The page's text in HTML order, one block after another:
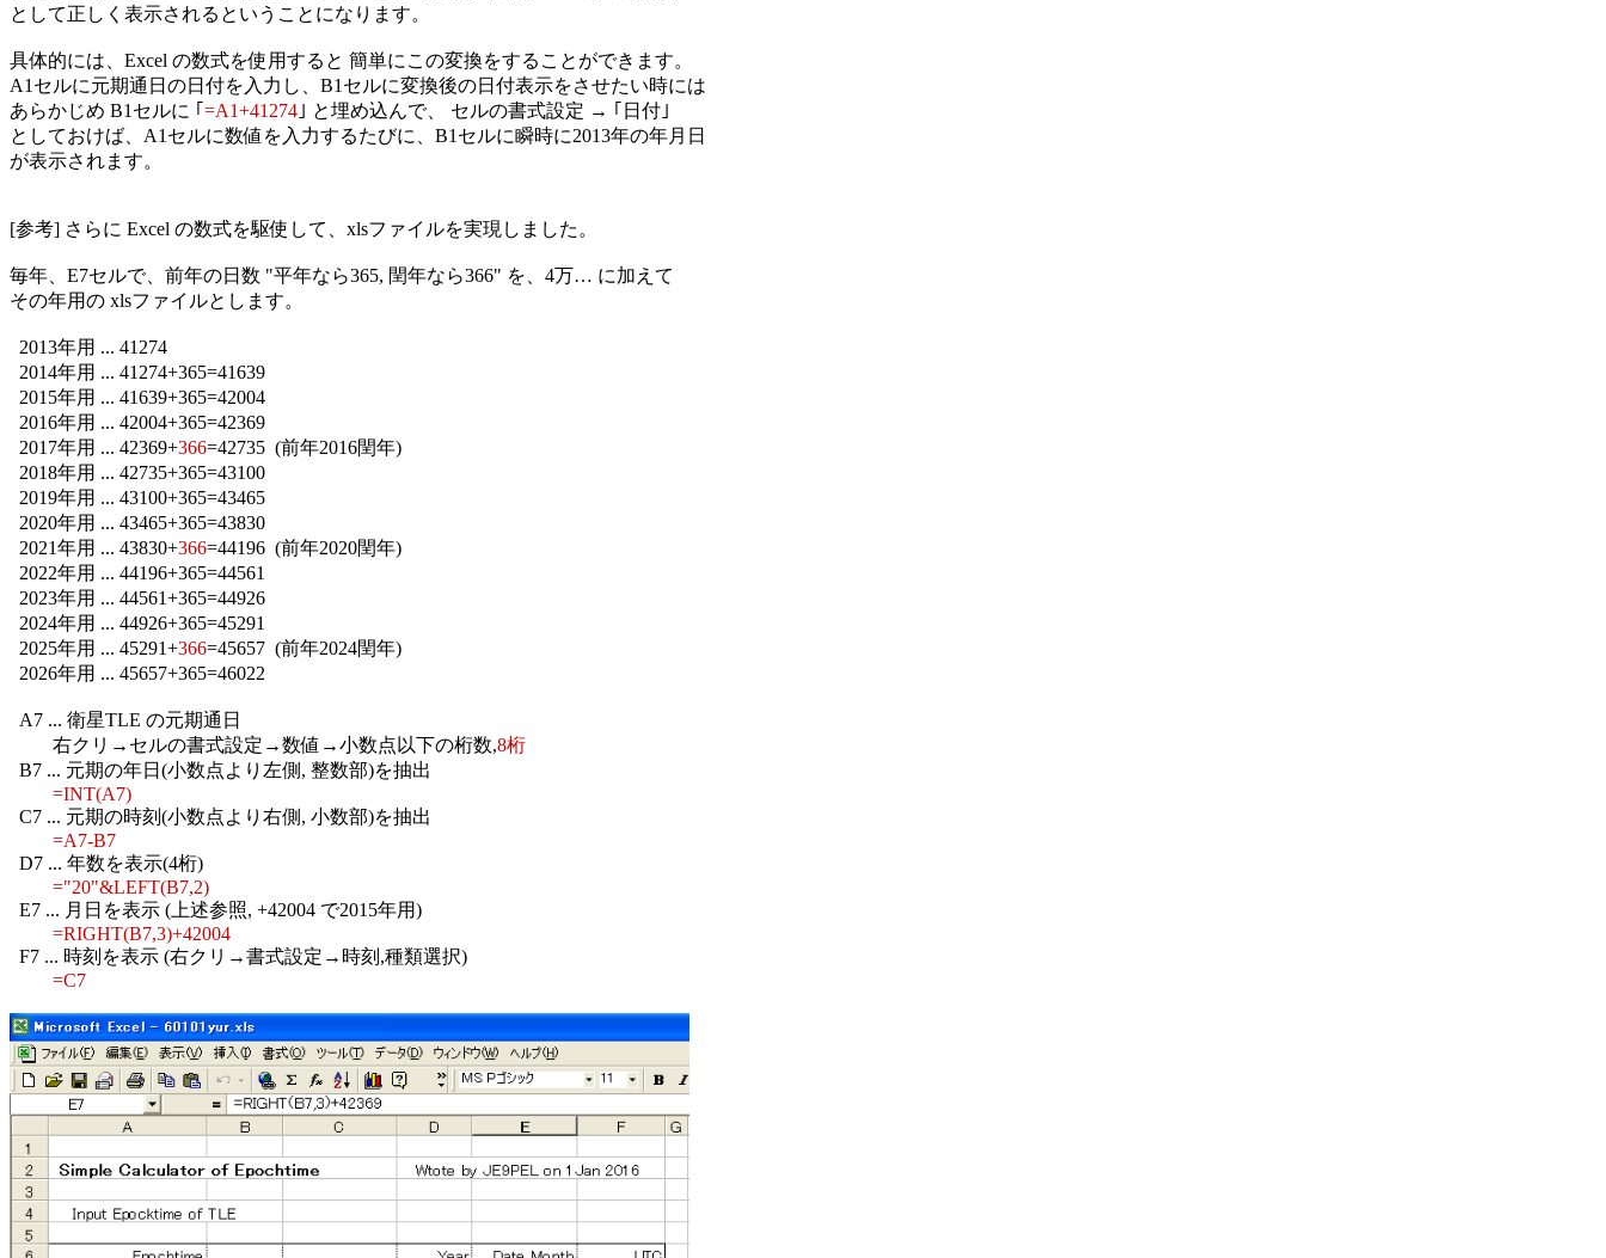
として正しく表示されるということになります。
具体的には、Excel の数式を使用すると 簡単にこの変換をすることができます。
A1セルに元期通日の日付を入力し、B1セルに変換後の日付表示をさせたい時には
あらかじめ B1セルに ｢ =A1+41274 ｣ と埋め込んで、 セルの書式設定 → ｢日付｣
としておけば、A1セルに数値を入力するたびに、B1セルに瞬時に2013年の年月日
が表示されます。
[参考] さらに Excel の数式を駆使して、xlsファイルを実現しました。
毎年、E7セルで、前年の日数 "平年なら365, 閏年なら366" を、4万… に加えて
その年用の xlsファイルとします。
  2013年用 ... 41274
  2014年用 ... 41274+365=41639
  2015年用 ... 41639+365=42004
  2016年用 ... 42004+365=42369
  2017年用 ... 42369+
366=42735  (前年2016閏年)
  2018年用 ... 42735+365=43100
  2019年用 ... 43100+365=43465
  2020年用 ... 43465+365=43830
  2021年用 ... 43830+
366=44196  (前年2020閏年)
  2022年用 ... 44196+365=44561
  2023年用 ... 44561+365=44926
  2024年用 ... 44926+365=45291
  2025年用 ... 45291+
366=45657  (前年2024閏年)
  2026年用 ... 45657+365=46022
  A7 ... 衛星TLE の元期通日
         右クリ→セルの書式設定→数値→小数点以下の桁数,
8桁
  B7 ... 元期の年日(小数点より左側, 整数部)を抽出
=INT(A7)
  C7 ... 元期の時刻(小数点より右側, 小数部)を抽出
=A7-B7
  D7 ... 年数を表示(4桁)
="20"&LEFT(B7,2)
  E7 ... 月日を表示 (上述参照, +42004 で2015年用)
=RIGHT(B7,3)+42004
  F7 ... 時刻を表示 (右クリ→書式設定→時刻,種類選択)
=C7